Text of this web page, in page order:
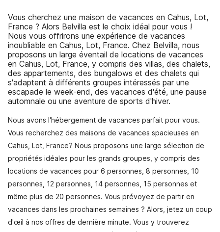
Vous cherchez une maison de vacances en Cahus, Lot,
France ? Alors Belvilla est le choix idéal pour vous !
Nous vous offrirons une expérience de vacances
inoubliable en Cahus, Lot, France. Chez Belvilla, nous
proposons un large éventail de locations de vacances
en Cahus, Lot, France, y compris des villas, des chalets,
des appartements, des bungalows et des chalets qui
s'adaptent à différents groupes intéressés par une
escapade le week-end, des vacances d'été, une pause
automnale ou une aventure de sports d'hiver.
Nous avons l'hébergement de vacances parfait pour vous.
Vous recherchez des maisons de vacances spacieuses en
Cahus, Lot, France? Nous proposons une large sélection de
propriétés idéales pour les grands groupes, y compris des
locations de vacances pour 6 personnes, 8 personnes, 10
personnes, 12 personnes, 14 personnes, 15 personnes et
même plus de 20 personnes. Vous prévoyez de partir en
vacances dans les prochaines semaines ? Alors, jetez un coup
d'œil à nos offres de dernière minute. Vous y trouverez